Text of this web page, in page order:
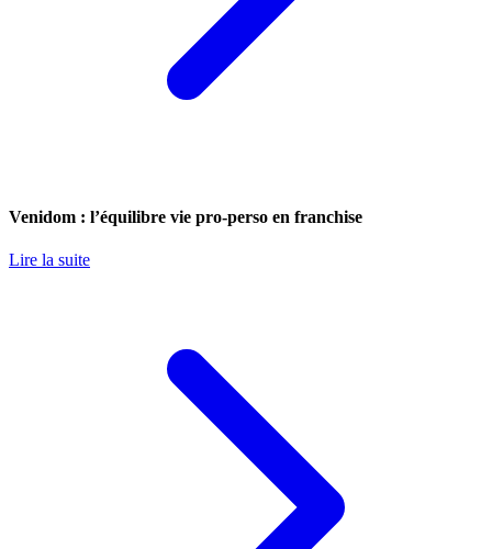
Venidom : l’équilibre vie pro-perso en franchise
Lire la suite